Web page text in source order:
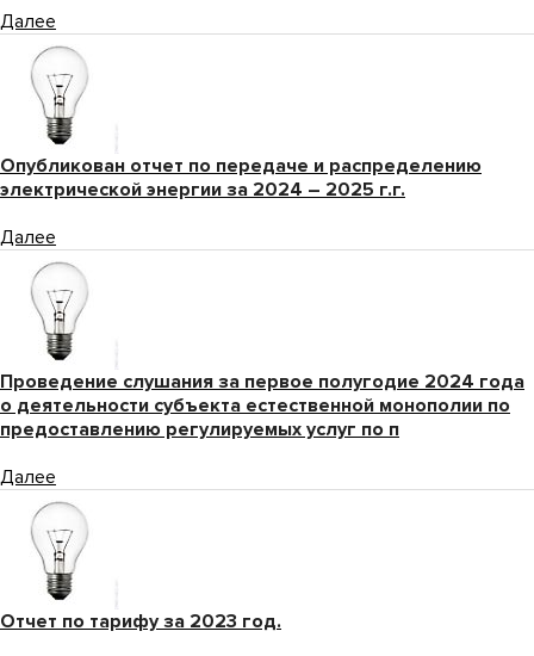
Далее
Опубликован отчет по передаче и распределению
электрической энергии за 2024 – 2025 г.г.
Далее
Проведение слушания за первое полугодие 2024 года
о деятельности субъекта естественной монополии по
предоставлению регулируемых услуг по п
Далее
Отчет по тарифу за 2023 год.